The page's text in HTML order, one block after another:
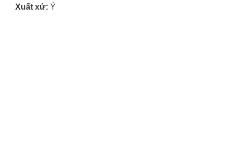
Xuất xứ: Ý